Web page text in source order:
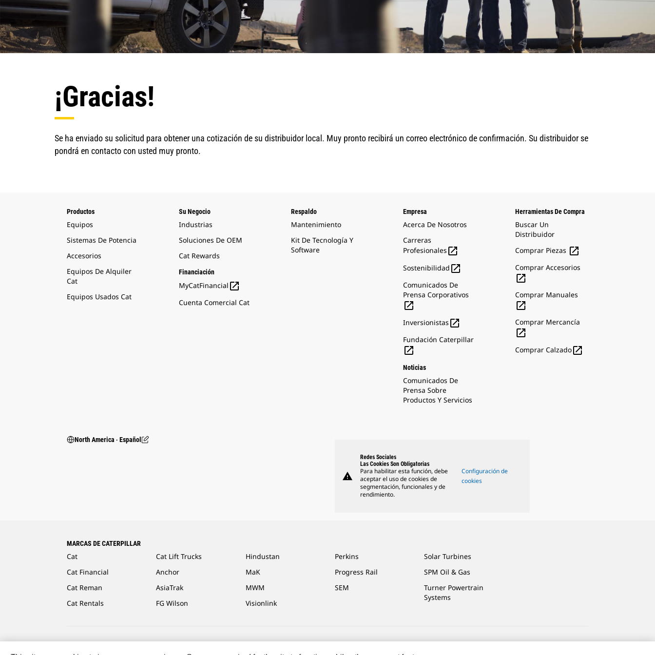
¡Gracias!
Se ha enviado su solicitud para obtener una cotización de su distribuidor local. Muy pronto recibirá un correo electrónico de confirmación. Su distribuidor se
pondrá en contacto con usted muy pronto.
Productos
Equipos
Sistemas De Potencia
Accesorios
Equipos De Alquiler
Cat
Equipos Usados Cat
Su Negocio
Industrias
Soluciones De OEM
Cat Rewards
Financiación
MyCatFinancial 
Cuenta Comercial Cat
Respaldo
Mantenimiento
Kit De Tecnología Y
Software
Empresa
Acerca De Nosotros
Carreras
Profesionales 
Sostenibilidad 
Comunicados De
Prensa Corporativos

Inversionistas 
Fundación Caterpillar

Noticias
Comunicados De
Prensa Sobre
Productos Y Servicios
Herramientas De Compra
Buscar Un
Distribuidor
Comprar Piezas 
Comprar Accesorios

Comprar Manuales

Comprar Mercancía

Comprar Calzado
North America ‧ Español
warning
Redes Sociales
Las Cookies Son Obligatorias
Para habilitar esta función, debe
aceptar el uso de cookies de
segmentación, funcionales y de
rendimiento.
Configuración de
cookies
MARCAS DE CATERPILLAR
Cat
Cat Financial
Cat Reman
Cat Rentals
Cat Lift Trucks
Anchor
AsiaTrak
FG Wilson
Hindustan
MaK
MWM
Visionlink
Perkins
Progress Rail
SEM
Solar Turbines
SPM Oil & Gas
Turner Powertrain
Systems